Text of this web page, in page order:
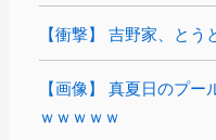
【衝撃】 吉野家、と
【画像】 真夏日のプ
ｗｗｗｗｗ